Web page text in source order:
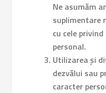
Ne asumăm
suplimentare
cu cele
personal.
Utilizarea și
dezvălui sau
caracter